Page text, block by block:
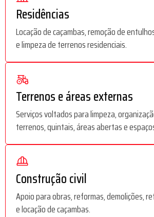
Residências
Locação de caçambas, remoção de
e limpeza de terrenos residenciais.
Terrenos e áreas externas
Serviços voltados para limpeza,
terrenos, quintais, áreas abertas e
Construção civil
Apoio para obras, reformas, demolições,
e locação de caçambas.